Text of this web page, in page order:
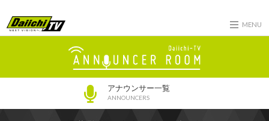
MENU
アナウンサー一覧
ANNOUNCERS